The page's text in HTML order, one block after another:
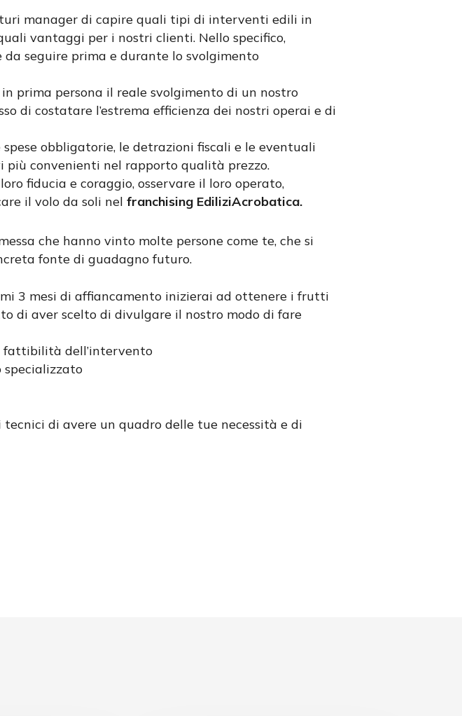
manager di capire quali tipi di interventi edili in
vantaggi per i nostri clienti. Nello specifico,
seguire prima e durante lo svolgimento
prima persona il reale svolgimento di un nostro
di costatare l’estrema efficienza dei nostri operai e di
obbligatorie, le detrazioni fiscali e le eventuali
convenienti nel rapporto qualità prezzo.
fiducia e coraggio, osservare il loro operato,
il volo da soli nel franchising EdiliziAcrobatica.
che hanno vinto molte persone come te, che si
fonte di guadagno futuro.
3 mesi di affiancamento inizierai ad ottenere i frutti
di aver scelto di divulgare il nostro modo di fare
fattibilità dell’intervento
specializzato
di avere un quadro delle tue necessità e di